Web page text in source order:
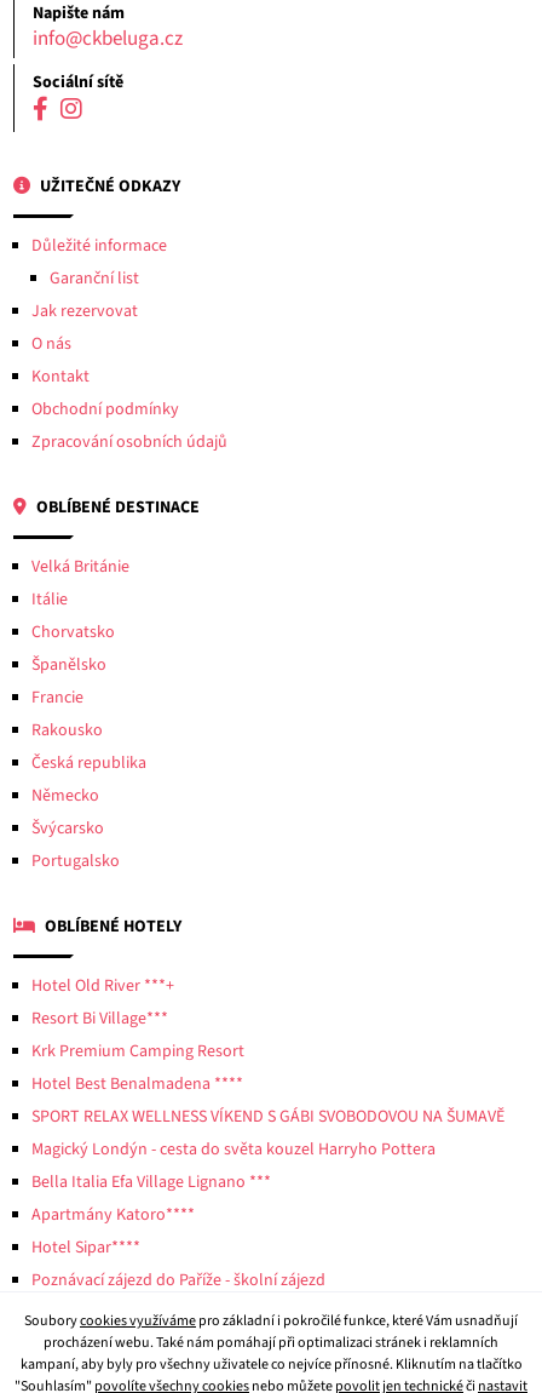
Napište nám
info@ckbeluga.cz
Sociální sítě
UŽITEČNÉ ODKAZY
Důležité informace
Garanční list
Jak rezervovat
O nás
Kontakt
Obchodní podmínky
Zpracování osobních údajů
OBLÍBENÉ DESTINACE
Velká Británie
Itálie
Chorvatsko
Španělsko
Francie
Rakousko
Česká republika
Německo
Švýcarsko
Portugalsko
OBLÍBENÉ HOTELY
Hotel Old River ***+
Resort Bi Village***
Krk Premium Camping Resort
Hotel Best Benalmadena ****
SPORT RELAX WELLNESS VÍKEND S GÁBI SVOBODOVOU NA ŠUMAVĚ
Magický Londýn - cesta do světa kouzel Harryho Pottera
Bella Italia Efa Village Lignano ***
Apartmány Katoro****
Hotel Sipar****
Poznávací zájezd do Paříže - školní zájezd
Souborycookies využívámepro základní i pokročilé funkce, které Vám usnadňují
procházení webu. Také nám pomáhají při optimalizaci stránek i reklamních
kampaní, aby byly pro všechny uživatele co nejvíce přínosné. Kliknutím na tlačítko
"Souhlasím"povolíte všechny cookiesnebo můžetepovolit jen technickéči nastavit